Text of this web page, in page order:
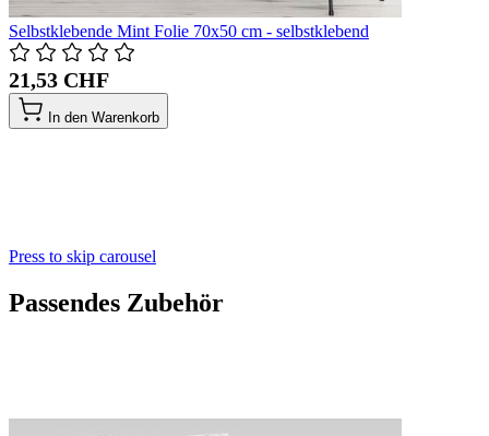
Selbstklebende Mint Folie 70x50 cm - selbstklebend
21,53 CHF
In den Warenkorb
Press to skip carousel
Passendes Zubehör